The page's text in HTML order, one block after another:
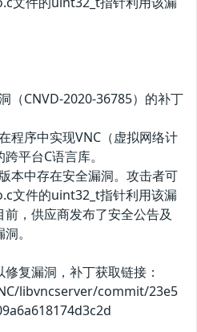
（CNVD-2020-36785）的补丁
程序中实现VNC（虚拟网络计
平台C语言库。
本中存在安全漏洞。攻击者可
件的uint32_t指针利用该漏
，供应商发布了安全公告及
。
复漏洞，补丁获取链接：
libvncserver/commit/23e5